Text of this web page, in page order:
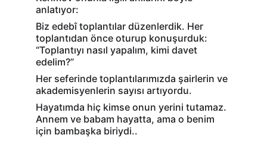
anlatıyor:
Biz edebî toplantılar düzenlerdik. Her
toplantıdan önce oturup konuşurduk:
“Toplantıyı nasıl yapalım, kimi davet
edelim?”
Her seferinde toplantılarımızda şairlerin ve
akademisyenlerin sayısı artıyordu.
Hayatımda hiç kimse onun yerini tutamaz.
Annem ve babam hayatta, ama o benim
için bambaşka biriydi..